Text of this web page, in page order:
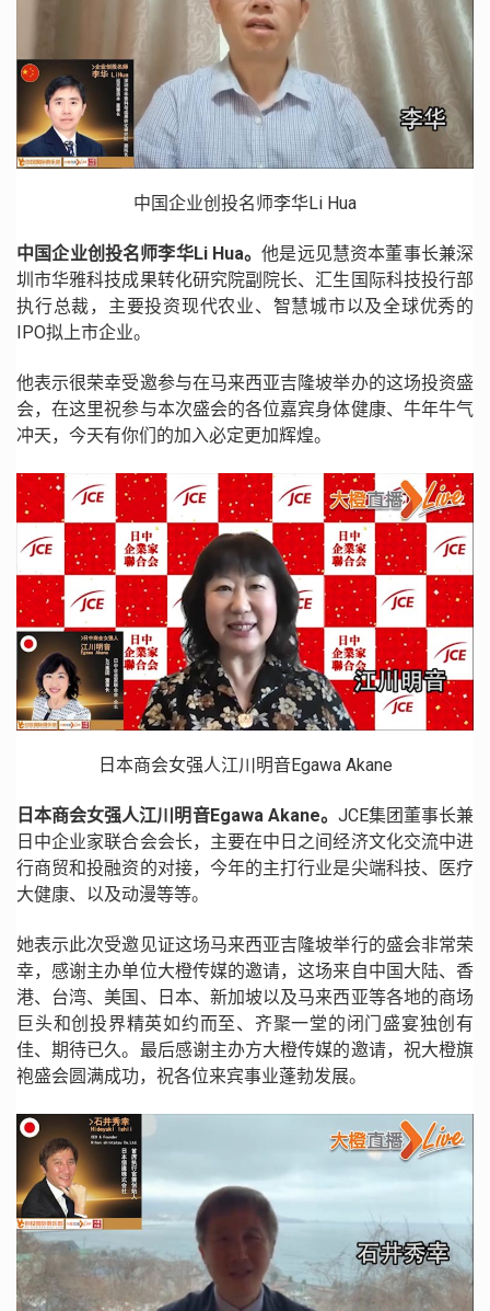
中国企业创投名师李华Li Hua
中国企业创投名师李华Li Hua。他是远见慧资本董事长兼深
圳市华雅科技成果转化研究院副院长、汇生国际科技投行部
执行总裁，主要投资现代农业、智慧城市以及全球优秀的
IPO拟上市企业。
他表示很荣幸受邀参与在马来西亚吉隆坡举办的这场投资盛
会，在这里祝参与本次盛会的各位嘉宾身体健康、牛年牛气
冲天，今天有你们的加入必定更加辉煌。
日本商会女强人江川明音Egawa Akane
日本商会女强人江川明音Egawa Akane。 JCE集团董事长兼
日中企业家联合会会长，主要在中日之间经济文化交流中进
行商贸和投融资的对接，今年的主打行业是尖端科技、医疗
大健康、以及动漫等等。
她表示此次受邀见证这场马来西亚吉隆坡举行的盛会非常荣
幸，感谢主办单位大橙传媒的邀请，这场来自中国大陆、香
港、台湾、美国、日本、新加坡以及马来西亚等各地的商场
巨头和创投界精英如约而至、齐聚一堂的闭门盛宴独创有
佳、期待已久。最后感谢主办方大橙传媒的邀请，祝大橙旗
袍盛会圆满成功，祝各位来宾事业蓬勃发展。